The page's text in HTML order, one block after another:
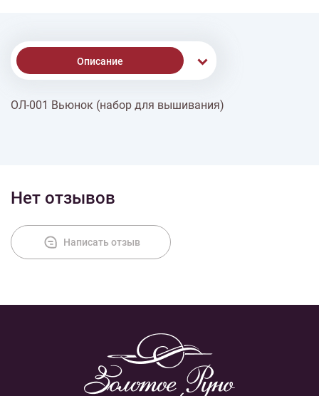
Описание
Доставка
ОЛ-001 Вьюнок (набор для вышивания)
Нет отзывов
Написать отзыв